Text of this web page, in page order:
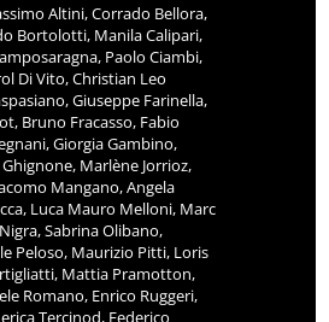
Altini, Corrado Bellora,
Bortolotti, Manila Calipari,
Paolo Ciambi,
Di Vito, Christian Leo
Giuseppe Farinella,
Bruno Fracasso, Fabio
Giorgia Gambino,
Marlène Jorrioz,
Mangano, Angela
Luca Mauro Melloni, Marc
Sabrina Olibano,
Peloso, Maurizio Pitti, Loris
Mattia Pramotton,
Romano, Enrico Ruggeri,
Tercinod, Federico